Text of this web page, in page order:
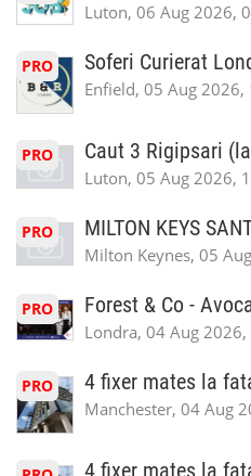
Luton, 06 Aug 2026,
PRO Soferi Curierat
Enfield, 05 Aug 2026,
PRO Caut 3 Rigipsari
Luton, 05 Aug 2026,
PRO MILTON KEYS
Milton Keynes, 05
PRO Forest & Co -
Londra, 04 Aug
PRO 4 fixer mates la
Manchester, 04 Aug